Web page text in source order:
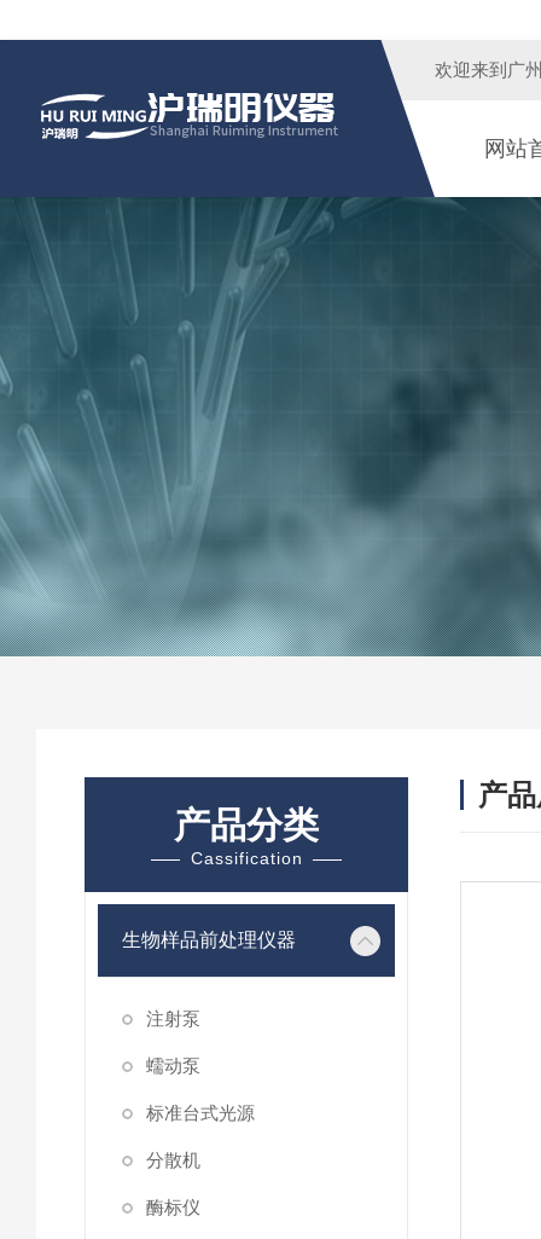
欢迎来到广
网站
产品分类
Cassification
生物样品前处理仪器
注射泵
蠕动泵
标准台式光源
分散机
酶标仪
产